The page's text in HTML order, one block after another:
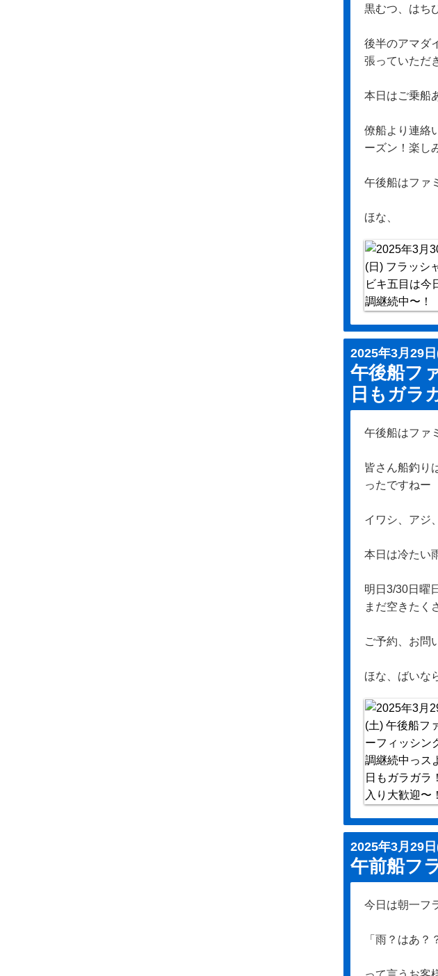
黒むつ、はち
後半のアマダ
張っていただ
本日はご乗船
僚船より連絡
ーズン！楽し
午後船はファ
ほな、
2025年3月29
午後船フ
日もガラ
午後船はファ
皆さん船釣り
ったですねー
イワシ、アジ
本日は冷たい
明日3/30日曜
まだ空きたく
ご予約、お問
ほな、ばいな
2025年3月29
午前船フ
今日は朝一フ
「雨？はあ？